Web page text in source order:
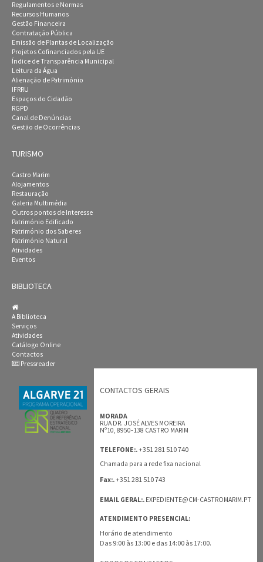
Regulamentos e Normas
Recursos Humanos
Gestão Financeira
Contratação Pública
Emissão de Plantas de Localização
Projetos Cofinanciados pela UE
Índice de Transparência Municipal
Leitura da Água
Alienação de Património
IFRRU
Espaços do Cidadão
RGPD
Canal de Denúncias
Gestão de Ocorrências
TURISMO
Castro Marim
Alojamentos
Restauração
Galeria Multimédia
Outros pontos de Interesse
Património Edificado
Património dos Saberes
Património Natural
Atividades
Eventos
BIBLIOTECA
A Biblioteca
Serviços
Atividades
Catálogo Online
Contactos
Pressreader
CONTACTOS GERAIS
MORADA
RUA DR. JOSÉ ALVES MOREIRA
Nº10, 8950-138 CASTRO MARIM
TELEFONE:.+351 281 510 740
Chamada para a rede fixa nacional
Fax:.+351 281 510 743
EMAIL GERAL:. EXPEDIENTE@CM-CASTROMARIM.PT
ATENDIMENTO PRESENCIAL:
Horário de atendimento
Das 9:00 às 13:00 e das 14:00 às 17:00.